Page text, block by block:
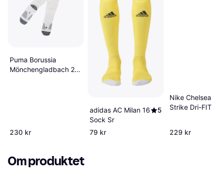
Puma Borussia
Mönchengladbach 25
230 kr
adidas AC Milan 16
Sock Sr
5
79 kr
Nike Chelsea
Strike Dri-FIT
229 kr
Om produktet